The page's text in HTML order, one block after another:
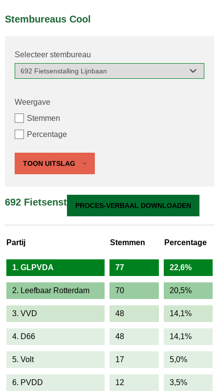
Stembureaus Cool
Selecteer stembureau
Weergave
Stemmen
Percentage
TOON UITSLAG
692 Fietsenstalling Lijnbaan
PROCES-VERBAAL DOWNLOADEN
Partij Stemmen Percentage
1. GLPVDA 77 22,6%
2. Leefbaar Rotterdam 70 20,5%
3. VVD 48 14,1%
4. D66 48 14,1%
5. Volt 17 5,0%
6. PVDD 12 3,5%